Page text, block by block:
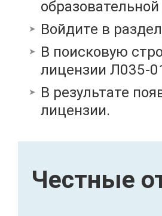
Войдите в раздел
В поисковую
лицензии Л035-
В результате
лицензии.
Честные